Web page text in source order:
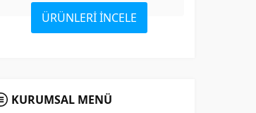
ÜRÜNLERİ İNCELE
KURUMSAL MENÜ